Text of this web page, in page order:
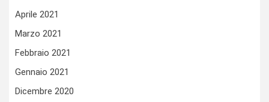
Aprile 2021
Marzo 2021
Febbraio 2021
Gennaio 2021
Dicembre 2020